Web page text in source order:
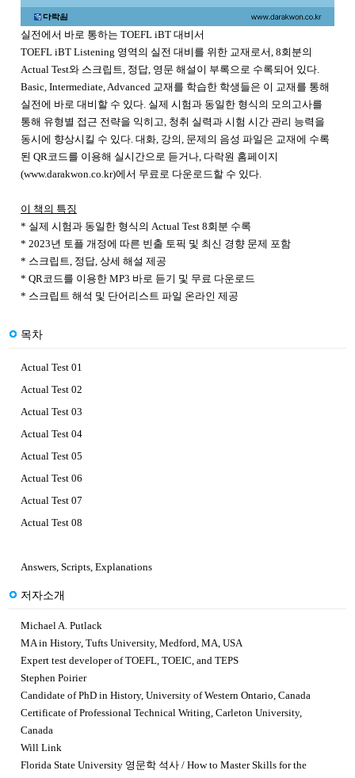
실전에서 바로 통하는 TOEFL iBT 대비서
TOEFL iBT Listening 영역의 실전 대비를 위한 교재로서, 8회분의
Actual Test와 스크립트, 정답, 영문 해설이 부록으로 수록되어 있다.
Basic, Intermediate, Advanced 교재를 학습한 학생들은 이 교재를 통해
실전에 바로 대비할 수 있다. 실제 시험과 동일한 형식의 모의고사를
통해 유형별 접근 전략을 익히고, 청취 실력과 시험 시간 관리 능력을
동시에 향상시킬 수 있다. 대화, 강의, 문제의 음성 파일은 교재에 수록
된 QR코드를 이용해 실시간으로 듣거나, 다락원 홈페이지
(www.darakwon.co.kr)에서 무료로 다운로드할 수 있다.
이 책의 특징
* 실제 시험과 동일한 형식의 Actual Test 8회분 수록
* 2023년 토플 개정에 따른 빈출 토픽 및 최신 경향 문제 포함
* 스크립트, 정답, 상세 해설 제공
* QR코드를 이용한 MP3 바로 듣기 및 무료 다운로드
* 스크립트 해석 및 단어리스트 파일 온라인 제공
목차
Actual Test 01
Actual Test 02
Actual Test 03
Actual Test 04
Actual Test 05
Actual Test 06
Actual Test 07
Actual Test 08
Answers, Scripts, Explanations
저자소개
Michael A. Putlack
MA in History, Tufts University, Medford, MA, USA
Expert test developer of TOEFL, TOEIC, and TEPS
Stephen Poirier
Candidate of PhD in History, University of Western Ontario, Canada
Certificate of Professional Technical Writing, Carleton University,
Canada
Will Link
Florida State University 영문학 석사 / How to Master Skills for the